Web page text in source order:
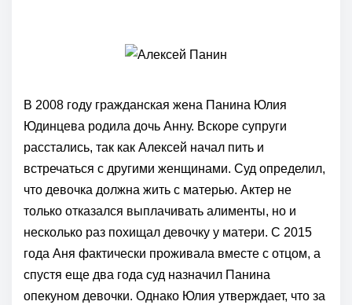
В 2008 году гражданская жена Панина Юлия
Юдинцева родила дочь Анну. Вскоре супруги
расстались, так как Алексей начал пить и
встречаться с другими женщинами. Суд определил,
что девочка должна жить с матерью. Актер не
только отказался выплачивать алименты, но и
несколько раз похищал девочку у матери. С 2015
года Аня фактически проживала вместе с отцом, а
спустя еще два года суд назначил Панина
опекуном девочки. Однако Юлия утверждает, что за